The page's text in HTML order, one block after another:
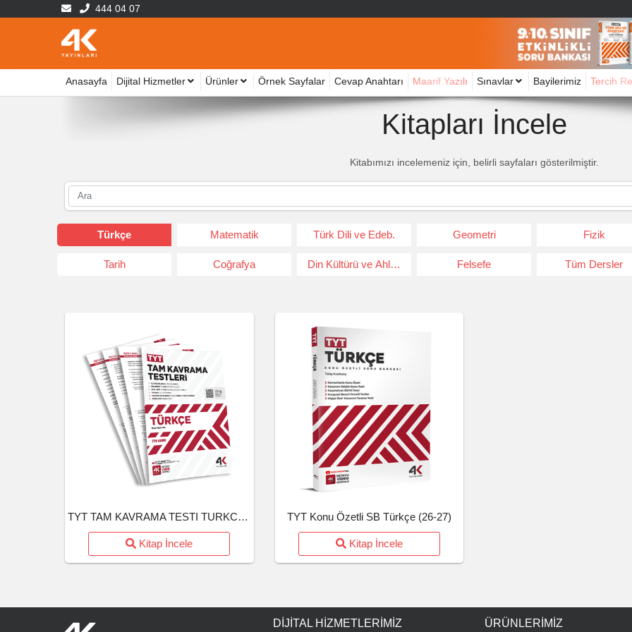
444 04 07
Anasayfa Dijital Hizmetler Ürünler Örnek Sayfalar Cevap Anahtarı Maarif Yazılı Sınavlar Bayilerimiz Tercih
Kitapları İncele
Kitabımızı incelemeniz için, belirli sayfaları gösterilmiştir.
Türkçe Matematik Türk Dili ve Edeb. Geometri Fizik
Tarih Coğrafya Din Kültürü ve Ahlak Bil. Felsefe Tüm Dersler
TYT TAM KAVRAMA TESTI TURKCE (26-27)
Kitap İncele
TYT Konu Özetli SB Türkçe (26-27)
Kitap İncele
DIJITAL HIZMETLERIMIZ ÜRÜNLERIMIZ